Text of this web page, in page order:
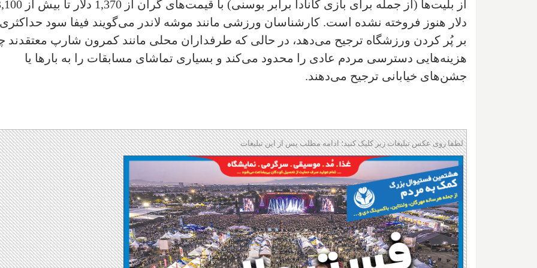
از بلیت‌ها (از جمله برای بازی کانادا برابر بوسنی) با قیمت‌های گران از
دلار هنوز فروخته نشده است. کارشناسان ورزشی مانند موشه لاندر می‌گویند فیفا سود
بر پُر کردن ورزشگاه ترجیح می‌دهد، در حالی که طرفداران محلی مانند کمرون شارپ معتقدند
هزینه‌هایی دسترسی مردم عادی را محدود می‌کند و بسیاری تماشای مسابقات را به بارها یا
جشن‌های خیابانی ترجیح می‌دهند.
لطفا روی عکس تبلیغات زیر کلیک کنید؛ ادامه مطلب پس از این تبلیغات